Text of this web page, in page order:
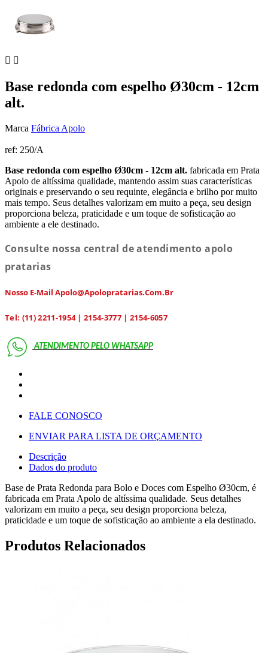
 
Base redonda com espelho Ø30cm - 12cm
alt.
Marca Fábrica Apolo
ref: 250/A
Base redonda com espelho Ø30cm - 12cm alt. fabricada em Prata
Apolo de altíssima qualidade, mantendo assim suas características
originais e preservando o seu requinte, elegância e brilho por muito
mais tempo. Seus detalhes valorizam em muito a peça, seu design
proporciona beleza, praticidade e um toque de sofisticação ao
ambiente a ele destinado.
Consulte nossa central de atendimento apolo
pratarias
Nosso E-Mail Apolo@apolopratarias.com.br
Tel: (11) 2211-1954 | 2154-3777 | 2154-6057
ATENDIMENTO PELO WHATSAPP
FALE CONOSCO
ENVIAR PARA LISTA DE ORÇAMENTO
Descrição
Dados do produto
Base de Prata Redonda para Bolo e Doces com Espelho Ø30cm, é
fabricada em Prata Apolo de altíssima qualidade. Seus detalhes
valorizam em muito a peça, seu design proporciona beleza,
praticidade e um toque de sofisticação ao ambiente a ela destinado.
Produtos Relacionados